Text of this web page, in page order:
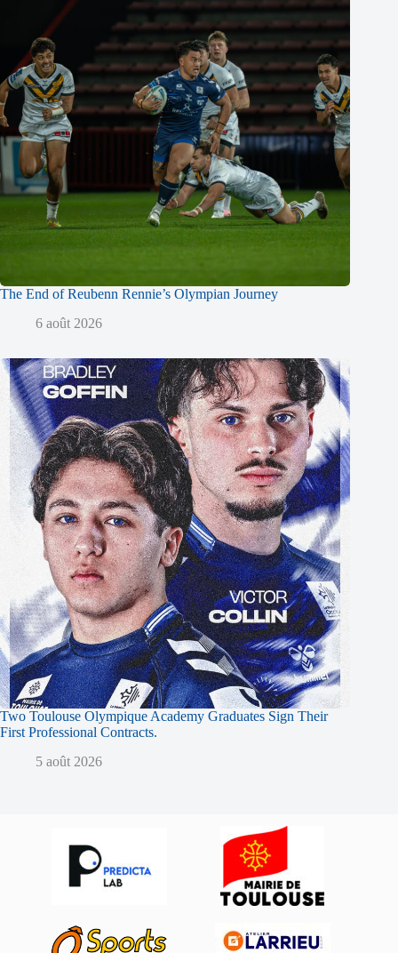
The End of Reubenn Rennie’s Olympian Journey
6 août 2026
Two Toulouse Olympique Academy Graduates Sign Their
First Professional Contracts.
5 août 2026